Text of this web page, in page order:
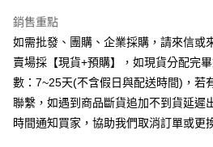
匯豐（台灣）商業銀行
聯邦商業銀行
遠
元大商業銀行
永
台新國際商業銀行
中
台灣樂天信用卡公司
臺灣中小企業銀行
匯豐（台灣）商業銀行
華
聯邦商業銀行
遠
元大商業銀行
永
玉山商業銀行
星
台灣樂天信用卡公司
上海商業儲蓄銀行
國泰世華商業銀行
兆
臺灣中小企業銀行
台
匯豐（台灣）商業銀行
華
聯邦商業銀行
遠
元大商業銀行
永
玉山商業銀行
星
LINE Pay
Apple Pay
街口支付
悠遊付
銷售重點
如需批發、團購、企業採購，請來信或
賣場採【現貨+預購】，如現貨分配完
數：7~25天(不含假日與配送時間)，若
聯繫，如遇到商品斷貨追加不到貨延遲
時間通知買家，協助我們取消訂單或更